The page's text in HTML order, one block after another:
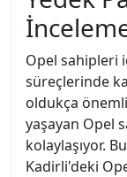
Opel sahipleri
süreçlerinde
oldukça
yaşayan Opel
kolaylaşıyor.
Kadirli'deki